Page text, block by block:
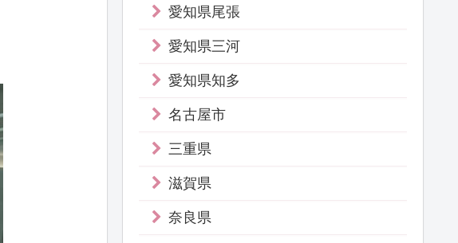
愛知県尾張
愛知県三河
愛知県知多
名古屋市
三重県
滋賀県
奈良県